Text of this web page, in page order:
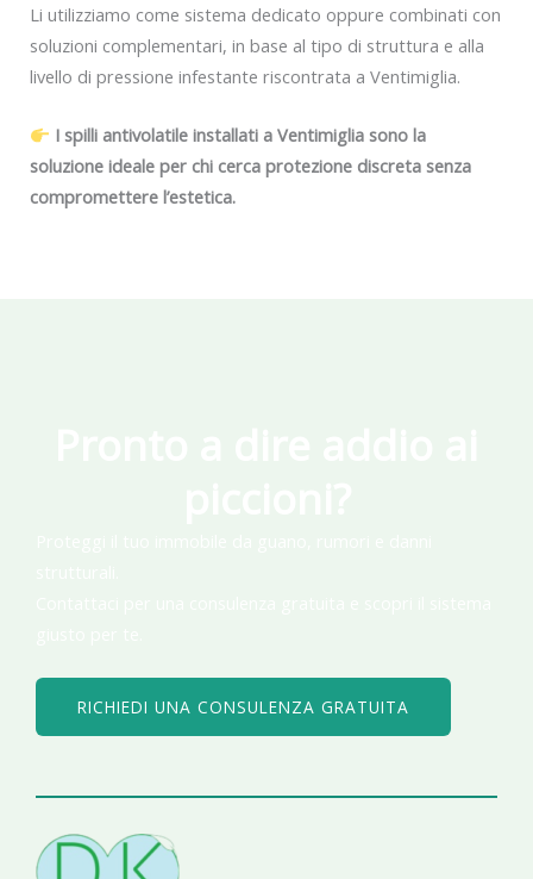
Li utilizziamo come sistema dedicato oppure combinati con
soluzioni complementari, in base al tipo di struttura e alla
livello di pressione infestante riscontrata a Ventimiglia.
I spilli antivolatile installati a Ventimiglia sono la
soluzione ideale per chi cerca protezione discreta senza
compromettere l’estetica.
RICHIEDI UNA CONSULENZA GRATUITA